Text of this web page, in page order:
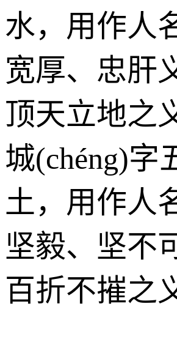
水，用作人
宽厚、忠肝
顶天立地之
城(chéng)字
土，用作人
坚毅、坚不
百折不摧之